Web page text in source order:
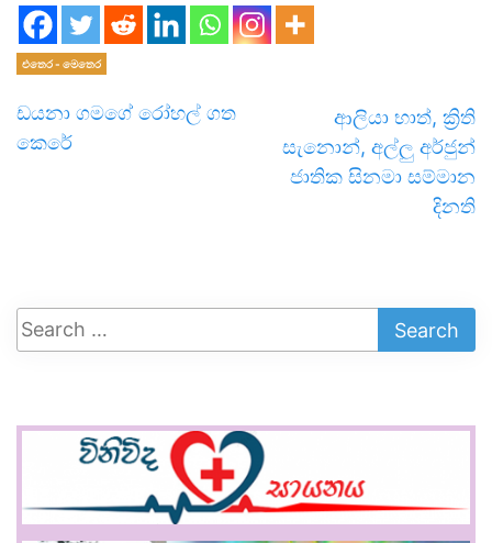
එතෙර - මෙතෙර
ඩයනා ගමගේ රෝහල් ගත
කෙරේ
ආලියා භාත්, ක්‍රිති
සැනොන්, අල්ලු අර්ජුන්
ජාතික සිනමා සම්මාන
දිනති